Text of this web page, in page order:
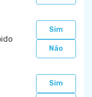
Sim
Não
Sim